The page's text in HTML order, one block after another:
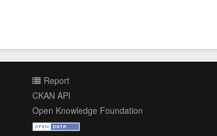
Report
CKAN API
Open Knowledge Foundation